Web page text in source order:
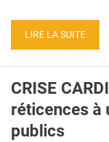
LIRE LA SUITE
CRISE
réticences à
publics